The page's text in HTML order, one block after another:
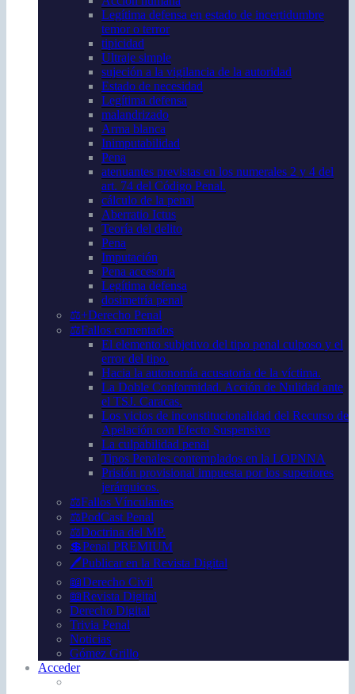
Legítima defensa en estado de incertidumbre
temor o terror
tipicidad
Ultraje simple
sujeción a la vigilancia de la autoridad
Estado de necesidad
Legítima defensa
malandrizado
Arma blanca
Inimputabilidad
Pena
atenuantes previstas en los numerales 2 y 4 del
art. 74 del Código Penal.
cálculo de la penal
Aberratio Ictus
Teoría del delito
Pena
Imputación
Pena accesoria
Legítima defensa
dosimetría penal
⚖️+Derecho Penal
⚖️Fallos comentados
El elemento subjetivo del tipo penal culposo y el
error del tipo.
Hacia la autonomía acusatoria de la víctima.
La Doble Conformidad. Acción de Nulidad ante
el TSJ. Caracas.
Los vicios de inconstitucionalidad del Recurso de
Apelación con Efecto Suspensivo
La culpabilidad penal
Tipos Penales contemplados en la LOPNNA
Prisión provisional impuesta por los superiores
jerárquicos.
⚖️Fallos Vínculantes
⚖️PodCast Penal
⚖️Doctrina del MP.
💲Penal PREMIUM
🖊️Publicar en la Revista Digital
📖Derecho Civil
📖Revista Digital
Derecho Digital
Trivia Penal
Noticias
Gómez Grillo
Acceder